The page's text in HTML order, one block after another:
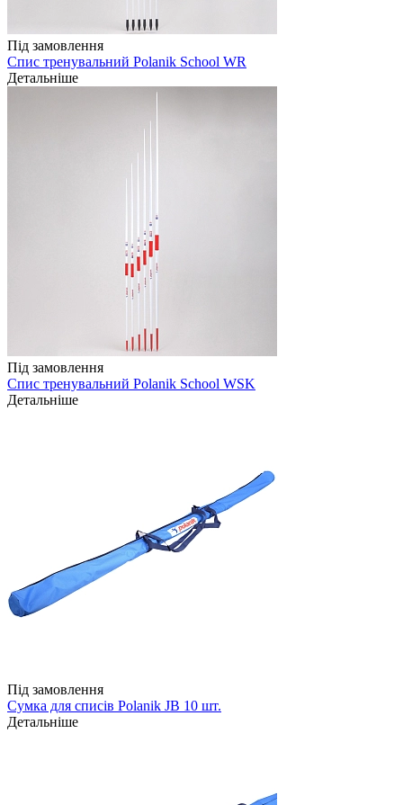
Під замовлення
Спис тренувальний Polanik School WR
Детальніше
Під замовлення
Спис тренувальний Polanik School WSK
Детальніше
Під замовлення
Сумка для списів Polanik JB 10 шт.
Детальніше